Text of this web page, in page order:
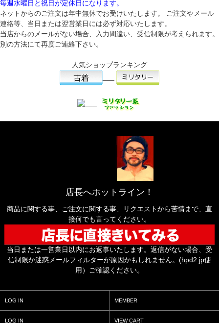
毎週水曜日と祝日が定休日になります。
ネットからのご注文は年中無休でお受けいたします。 ご注文やメール
連絡等、当日または翌営業日には必ず対応いたします。
当店からのメールがない場合、入力間違い、受信制限が考えられます。
別の方法にて再度ご連絡下さい。
人気ショップランキング
店長へホットライン！
商品に関する事、ご注文に関する事、リクエストから苦情まで、直
接何でも言ってください。
当日または一営業日以内にお返事いたします。返信がない場合、受
信制限か迷惑メールフィルターが原因かもしれません。(hpd2.jp使
用）ご確認ください。
LOG IN MEMBER
LOG IN VIEW CART